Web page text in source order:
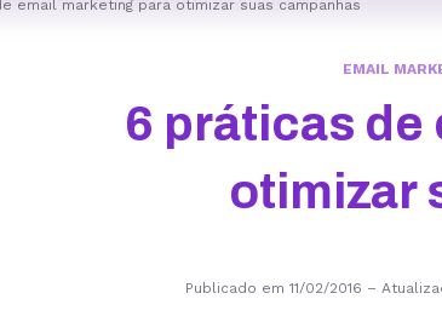
email marketing para otimizar suas campanhas
EMAIL
6 práticas de
otimizar
Publicado em 11/02/2016 –